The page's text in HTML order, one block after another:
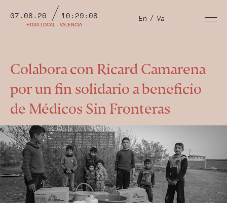
07.08.26 10:29:09
HORA LOCAL - VALENCIA
En / Va
Colabora con Ricard Camarena
por un fin solidario a beneficio
de Médicos Sin Fronteras